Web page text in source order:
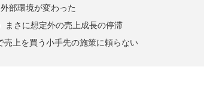
外部環境が変わった
まさに想定外の売上成長の停滞
売上を買う小手先の施策に頼らない